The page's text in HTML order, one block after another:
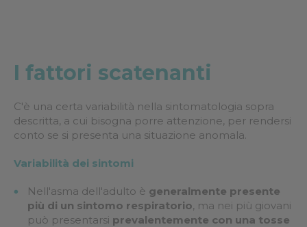
I fattori scatenanti
C'è una certa variabilità nella sintomatologia sopra
descritta, a cui bisogna porre attenzione, per rendersi
conto se si presenta una situazione anomala.
Variabilità dei sintomi
Nell'asma dell'adulto è generalmente presente
più di un sintomo respiratorio, ma nei più giovani
può presentarsi prevalentemente con una tosse